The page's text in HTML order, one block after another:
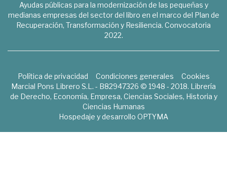
Ayudas públicas para la modernización de las pequeñas y
medianas empresas del sector del libro en el marco del Plan de
Recuperación, Transformación y Resiliencia. Convocatoria
2022.
Política de privacidad Condiciones generales
Cookies
Marcial Pons Librero S.L. - B82947326 © 1948 - 2018. Librería
de Derecho, Economía, Empresa, Ciencias Sociales, Historia y
Ciencias Humanas
Hospedaje y desarrollo OPTYMA